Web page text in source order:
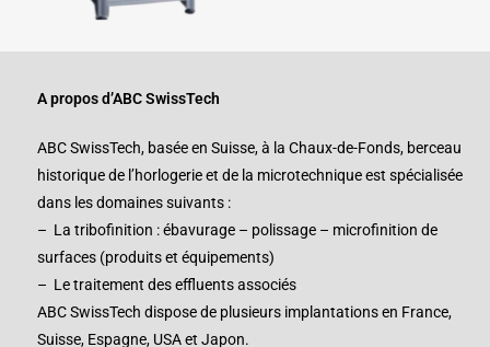
A propos d’ABC SwissTech
ABC SwissTech, basée en Suisse, à la Chaux-de-Fonds, berceau
historique de l’horlogerie et de la microtechnique est spécialisée
dans les domaines suivants :
– La tribofinition : ébavurage – polissage – microfinition de
surfaces (produits et équipements)
– Le traitement des effluents associés
ABC SwissTech dispose de plusieurs implantations en France,
Suisse, Espagne, USA et Japon.